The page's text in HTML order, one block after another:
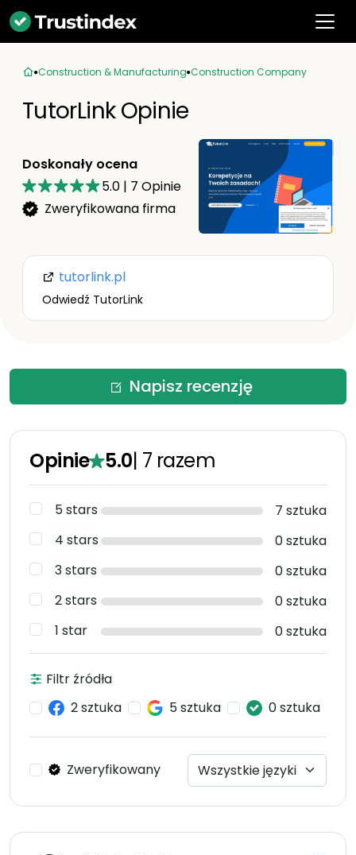
Construction & Manufacturing Construction Company
TutorLink Opinie
Doskonały ocena
5.0 | 7 Opinie
Zweryfikowana firma
tutorlink.pl
Odwiedź TutorLink
Napisz recenzję
Opinie 5.0| 7 razem
5 stars
7 sztuka
4 stars
0 sztuka
3 stars
0 sztuka
2 stars
0 sztuka
1 star
0 sztuka
Filtr źródła
2 sztuka
5 sztuka 0 sztuka
Zweryfikowany